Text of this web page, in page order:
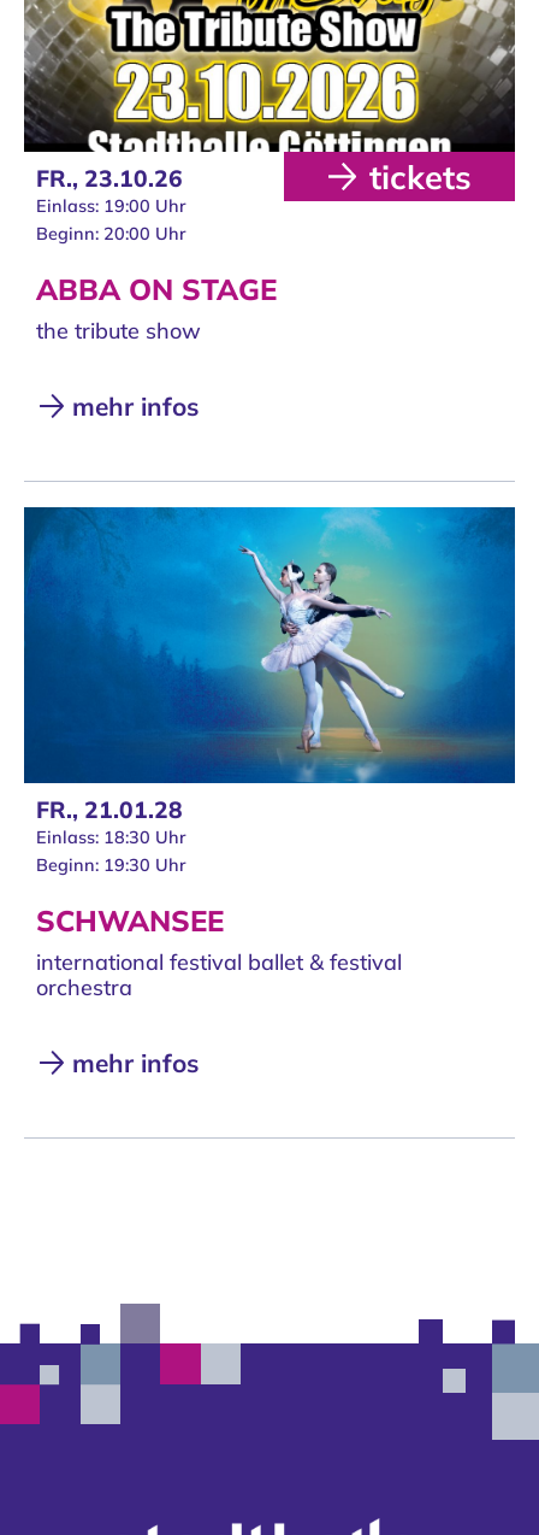
FR., 23.10.26
Einlass: 19:00 Uhr
Beginn: 20:00 Uhr
tickets
ABBA ON STAGE
the tribute show
mehr infos
FR., 21.01.28
Einlass: 18:30 Uhr
Beginn: 19:30 Uhr
SCHWANSEE
international festival ballet & festival
orchestra
mehr infos